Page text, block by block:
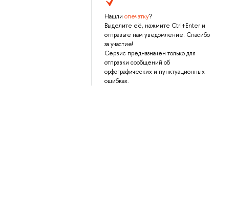
Нашли опечатку?
Выделите её, нажмите Ctrl+Enter и
отправьте нам уведомление. Спасибо
за участие!
Сервис предназначен только для
отправки сообщений об
орфографических и пунктуационных
ошибках.